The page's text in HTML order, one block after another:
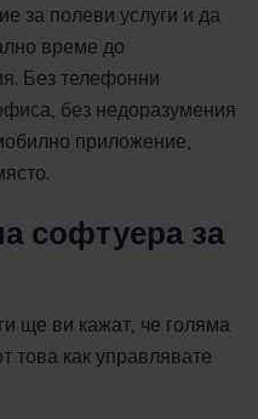
за полеви услуги и да
време до
Без телефонни
без недоразумения
приложение,
софтуера за
ще ви кажат, че голяма
това как управлявате